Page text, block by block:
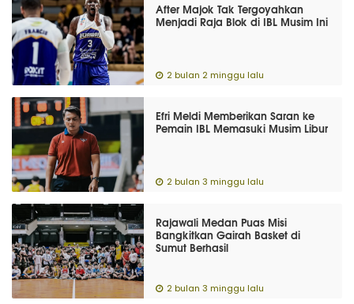
After Majok Tak Tergoyahkan
Menjadi Raja Blok di IBL Musim Ini
2 bulan 2 minggu lalu
Efri Meldi Memberikan Saran ke
Pemain IBL Memasuki Musim Libur
2 bulan 3 minggu lalu
Rajawali Medan Puas Misi
Bangkitkan Gairah Basket di
Sumut Berhasil
2 bulan 3 minggu lalu